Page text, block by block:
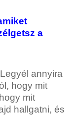
a
Legyél annyira
hogy mit
mit
hallgatni, és